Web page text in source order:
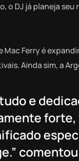
DJ já planeja
Ferry é
Ainda sim, a
e
comentou